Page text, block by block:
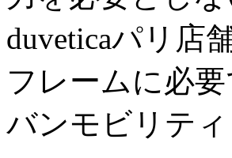
duveticaパリ店
フレームに必
バンモビリテ